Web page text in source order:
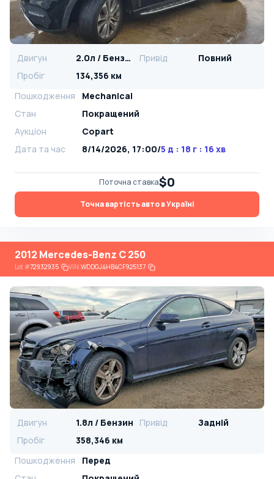
Двигун 2.0л / Бензин Привід
Повний
Пробіг
134,356 км
Пошкодження
Mechanical
Стан
Покращений
Аукціон
Copart
Дата та час
8/14/2026, 17:00/5 д : 18 г : 16 хв
Поточна ставка$0
Точна вартість авто в Україні
2012 Mercedes-Benz C 250
Lot#72932935 VIN:WDDGJ4HB4CF925137
Двигун 1.8л / Бензин Привід
Задній
Пробіг
358,346 км
Пошкодження
Перед